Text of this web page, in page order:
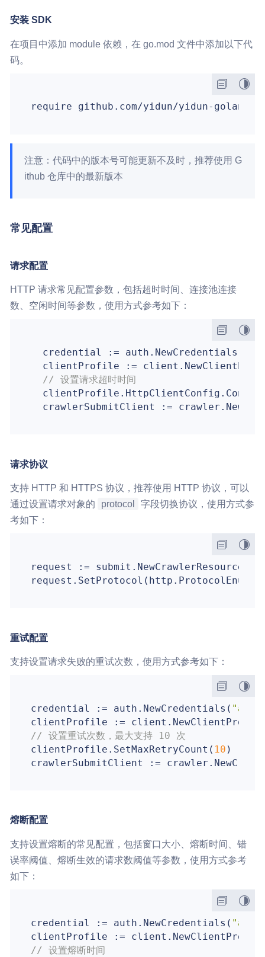
安装 SDK
在项目中添加 module 依赖，在 go.mod 文件中添加以下代
码。
require github.com/yidun/yidun-golang-
注意：代码中的版本号可能更新不及时，推荐使用 G
ithub 仓库中的最新版本
常见配置
请求配置
HTTP 请求常见配置参数，包括超时时间、连接池连接
数、空闲时间等参数，使用方式参考如下：
  credential := auth.NewCredentials(
clientProfile :=
// 设置请求超时时间
请求协议
支持 HTTP 和 HTTPS 协议，推荐使用 HTTP 协议，可以
通过设置请求对象的
protocol
字段切换协议，使用方式参
考如下：
request :=
重试配置
支持设置请求失败的重试次数，使用方式参考如下：
credential := auth.NewCredentials(
// 设置重试次数，最大支持 10 次
clientProfile.SetMaxRetryCount( 10 )
熔断配置
支持设置熔断的常见配置，包括窗口大小、熔断时间、错
误率阈值、熔断生效的请求数阈值等参数，使用方式参考
如下：
credential := auth.NewCredentials(
// 设置熔断时间